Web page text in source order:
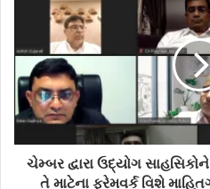
ચેમ્બર દ્વારા ઉદ્યોગ
તે માટેના ફ્રેમવર્ક વિશે